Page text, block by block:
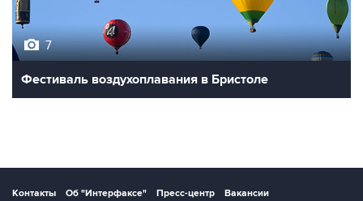
7
Фестиваль воздухоплавания в Бристоле
Контакты Об "Интерфаксе" Пресс-центр
Вакансии